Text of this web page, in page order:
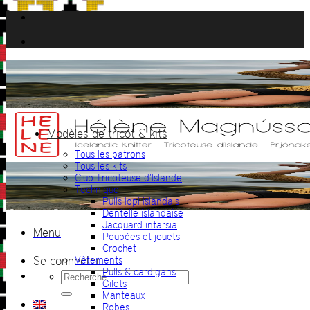
Passer
au
contenu
Menu
Se connecter
Recherche
pour :
Modèles de tricot & kits
Tous les patrons
Tous les kits
Club Tricoteuse d’Islande
Technique
Pulls lopi islandais
Dentelle islandaise
Jacquard intarsia
Poupées et jouets
Crochet
Vêtements
Pulls & cardigans
Gilets
Manteaux
Robes